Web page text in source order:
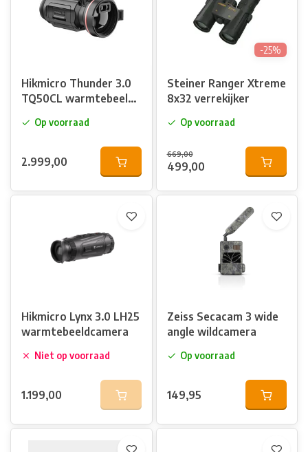
Hikmicro Thunder 3.0
TQ50CL warmtebeeld
Op voorraad
2.999,00
-25%
Steiner Ranger Xtreme
8x32 verrekijker
Op voorraad
669,00
499,00
Hikmicro Lynx 3.0 LH25
warmtebeeldcamera
Niet op voorraad
1.199,00
Zeiss Secacam 3 wide
angle wildcamera
Op voorraad
149,95